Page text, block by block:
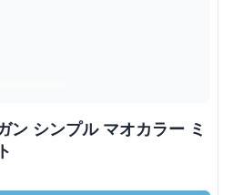
ン シンプル マオカラー ミ